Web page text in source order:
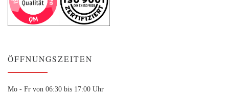
ÖFFNUNGSZEITEN
Mo - Fr von 06:30 bis 17:00 Uhr